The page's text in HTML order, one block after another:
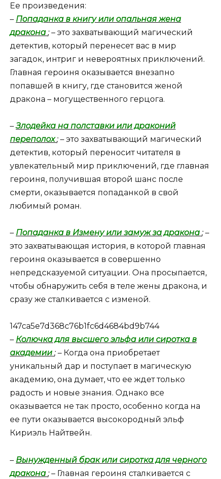
Ее произведения:
– Попаданка в книгу или опальная жена
дракона ;– это захватывающий магический
детектив, который перенесет вас в мир
загадок, интриг и невероятных приключений.
Главная героиня оказывается внезапно
попавшей в книгу, где становится женой
дракона – могущественного герцога.
–Злодейка на полставки или драконий
переполох;– это захватывающий магический
детектив, который переносит читателя в
увлекательный мир приключений, где главная
героиня, получившая второй шанс после
смерти, оказывается попаданкой в свой
любимый роман.
– Попаданка в Измену или замуж за дракона ;–
это захватывающая история, в которой главная
героиня оказывается в совершенно
непредсказуемой ситуации. Она просыпается,
чтобы обнаружить себя в теле жены дракона, и
сразу же сталкивается с изменой.
147ca5e7d368c76b1fc6d4684bd9b744
– Колючка для высшего эльфа или сиротка в
академии ;– Когда она приобретает
уникальный дар и поступает в магическую
академию, она думает, что ее ждет только
радость и новые знания. Однако все
оказывается не так просто, особенно когда на
ее пути оказывается высокородный эльф
Кириэль Найтвейн.
– Вынужденный брак или сиротка для черного
дракона ;– Главная героиня сталкивается с